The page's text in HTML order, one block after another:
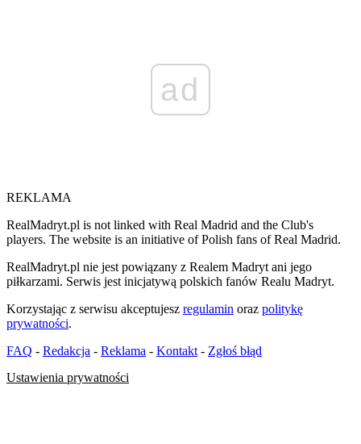
ad
REKLAMA
RealMadryt.pl is not linked with Real Madrid and the Club's
players. The website is an initiative of Polish fans of Real Madrid.
RealMadryt.pl nie jest powiązany z Realem Madryt ani jego
piłkarzami. Serwis jest inicjatywą polskich fanów Realu Madryt.
Korzystając z serwisu akceptujesz regulamin oraz politykę
prywatności.
FAQ - Redakcja - Reklama - Kontakt - Zgłoś błąd
Ustawienia prywatności